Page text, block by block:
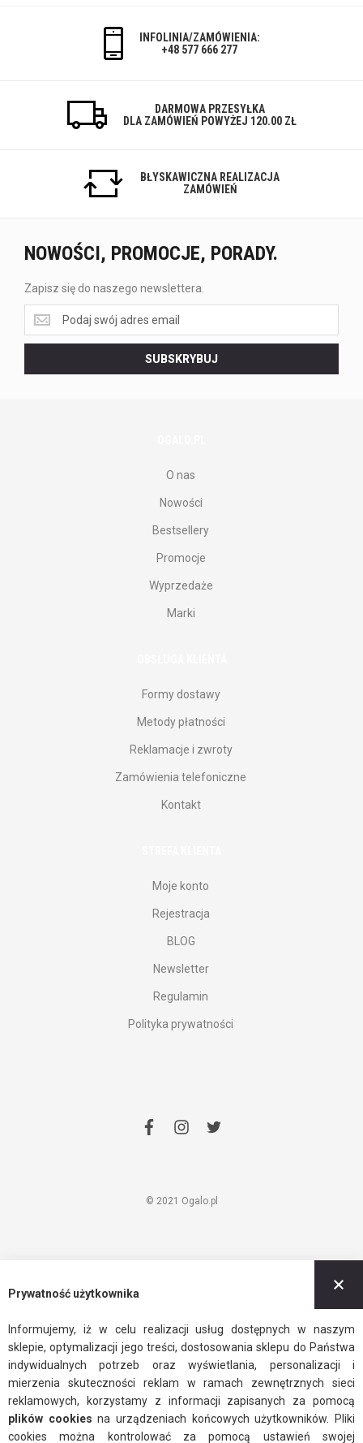
INFOLINIA/ZAMÓWIENIA:
+48 577 666 277
DARMOWA PRZESYŁKA
DLA ZAMÓWIEŃ POWYŻEJ 120.00 ZŁ
BŁYSKAWICZNA REALIZACJA
ZAMÓWIEŃ
NOWOŚCI, PROMOCJE, PORADY.
Zapisz się do naszego newslettera.
Zapisz
się
do
newslettera.
SUBSKRYBUJ
O nas
Nowości
Bestsellery
Promocje
Wyprzedaże
Marki
Formy dostawy
Metody płatności
Reklamacje i zwroty
Zamówienia telefoniczne
Kontakt
Moje konto
Rejestracja
BLOG
Newsletter
Regulamin
Polityka prywatności
facebook
instagram
twitter
© 2021 Ogalo.pl
Prywatność użytkownika
Informujemy, iż w celu realizacji usług dostępnych w naszym
sklepie, optymalizacji jego treści, dostosowania sklepu do Państwa
indywidualnych potrzeb oraz wyświetlania, personalizacji i
mierzenia skuteczności reklam w ramach zewnętrznych sieci
reklamowych, korzystamy z informacji zapisanych za pomocą
plików cookiesna urządzeniach końcowych użytkowników. Pliki
cookies można kontrolować za pomocą ustawień swojej